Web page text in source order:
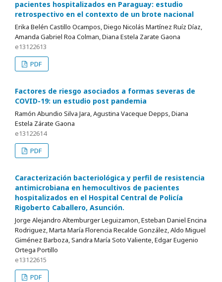
pacientes hospitalizados en Paraguay: estudio
retrospectivo en el contexto de un brote nacional
Erika Belén Castillo Ocampos, Diego Nicolás Martínez Ruíz Díaz,
Amanda Gabriel Roa Colman, Diana Estela Zarate Gaona
e13122613
PDF
Factores de riesgo asociados a formas severas de
COVID-19: un estudio post pandemia
Ramón Abundio Silva Jara, Agustina Vaceque Depps, Diana
Estela Zárate Gaona
e13122614
PDF
Caracterización bacteriológica y perfil de resistencia
antimicrobiana en hemocultivos de pacientes
hospitalizados en el Hospital Central de Policía
Rigoberto Caballero, Asunción.
Jorge Alejandro Altemburger Leguizamon, Esteban Daniel Encina
Rodriguez, Marta María Florencia Recalde González, Aldo Miguel
Giménez Barboza, Sandra María Soto Valiente, Edgar Eugenio
Ortega Portillo
e13122615
PDF